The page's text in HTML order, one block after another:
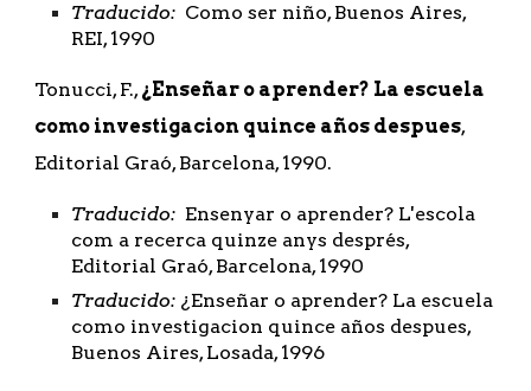
Traducido:
  Como ser niño, Buenos Aires,
REI, 1990
Tonucci, F., ¿Enseñar o aprender? La escuela
como investigacion quince años despues,
Editorial Graó, Barcelona, 1990.
Traducido: Ensenyar o aprender? L'escola
com a recerca quinze anys després,
Editorial Graó, Barcelona, 1990
Traducido: ¿Enseñar o aprender? La escuela
como investigacion quince años despues,
Buenos Aires, Losada, 1996